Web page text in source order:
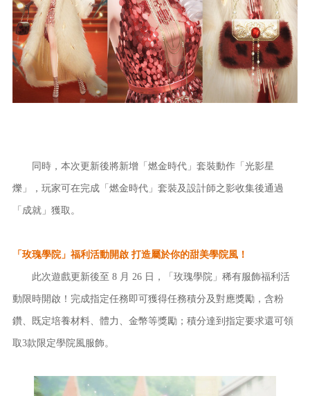
同時，本次更新後將新增「燃金時代」套裝動作「光影星
爍」，玩家可在完成「燃金時代」套裝及設計師之影收集後通過
「成就」獲取。
「玫瑰學院」福利活動開啟 打造屬於你的甜美學院風！
此次遊戲更新後至 8 月 26 日，「玫瑰學院」稀有服飾福利活
動限時開啟！完成指定任務即可獲得任務積分及對應獎勵，含粉
鑽、既定培養材料、體力、金幣等獎勵；積分達到指定要求還可領
取3款限定學院風服飾。